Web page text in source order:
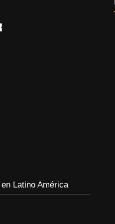
Latino América